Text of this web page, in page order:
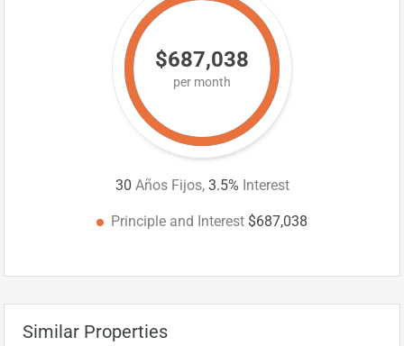
$687,038
per month
30 Años Fijos, 3.5% Interest
Principle and Interest $687,038
Similar Properties